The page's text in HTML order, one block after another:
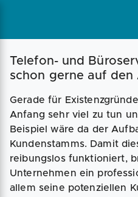
Magazin
Telefon- und
schon gerne auf den
Gerade für
Anfang sehr viel zu tun
Beispiel wäre da der
Kundenstamms. Damit
reibungslos funktioniert,
Unternehmen ein
allem seine potenziellen